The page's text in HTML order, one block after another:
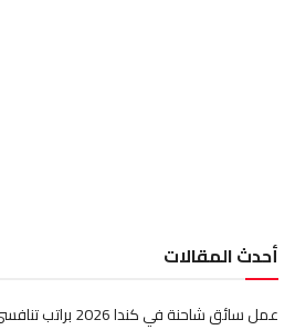
أحدث المقالات
عمل سائق شاحنة في كندا 2026 براتب تنافسي وعقد عمل دائم ودعم LMIA